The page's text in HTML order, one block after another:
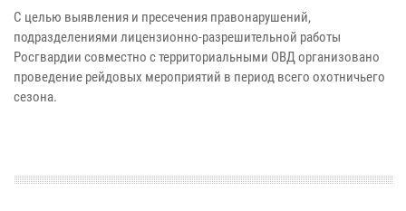
С целью выявления и пресечения правонарушений,
подразделениями лицензионно-разрешительной работы
Росгвардии совместно с территориальными ОВД организовано
проведение рейдовых мероприятий в период всего охотничьего
сезона.